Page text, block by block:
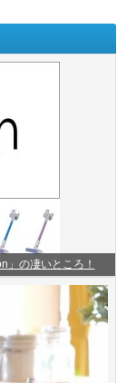
」の凄いところ！